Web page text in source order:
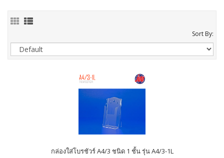
Sort By:
กล่องใส่โบรชัวร์ A4/3 ชนิด 1 ชั้น รุ่น A4/3-1L